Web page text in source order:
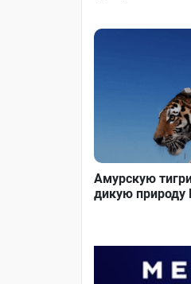
Амурскую
дикую природу